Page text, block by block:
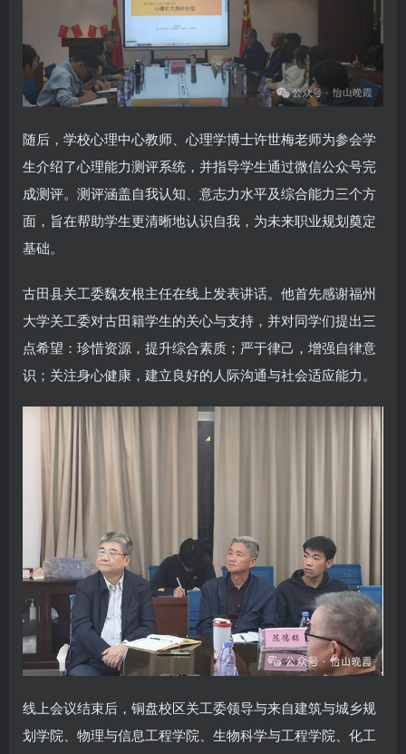
随后，学校心理中心教师、心理学博士许世梅老师为参会学
生介绍了心理能力测评系统，并指导学生通过微信公众号完
成测评。测评涵盖自我认知、意志力水平及综合能力三个方
面，旨在帮助学生更清晰地认识自我，为未来职业规划奠定
基础。
古田县关工委魏友根主任在线上发表讲话。他首先感谢福州
大学关工委对古田籍学生的关心与支持，并对同学们提出三
点希望：珍惜资源，提升综合素质；严于律己，增强自律意
识；关注身心健康，建立良好的人际沟通与社会适应能力。
线上会议结束后，铜盘校区关工委领导与来自建筑与城乡规
划学院、物理与信息工程学院、生物科学与工程学院、化工